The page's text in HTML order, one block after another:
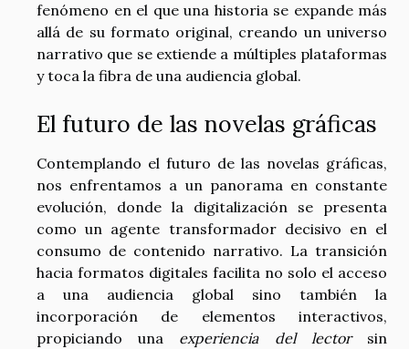
fenómeno en el que una historia se expande más
allá de su formato original, creando un universo
narrativo que se extiende a múltiples plataformas
y toca la fibra de una audiencia global.
El futuro de las novelas gráficas
Contemplando el futuro de las novelas gráficas,
nos enfrentamos a un panorama en constante
evolución, donde la digitalización se presenta
como un agente transformador decisivo en el
consumo de contenido narrativo. La transición
hacia formatos digitales facilita no solo el acceso
a una audiencia global sino también la
incorporación de elementos interactivos,
propiciando una experiencia del lectorsin